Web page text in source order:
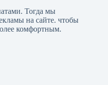
. Тогда мы
на сайте. чтобы
комфортным.